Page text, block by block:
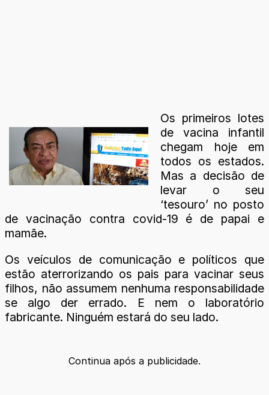
Os primeiros lotes
de vacina infantil
chegam hoje em
todos os estados.
Mas a decisão de
levar o seu
‘tesouro’ no posto
de vacinação contra covid-19 é de papai e
mamãe.
Os veículos de comunicação e políticos que
estão aterrorizando os pais para vacinar seus
filhos, não assumem nenhuma responsabilidade
se algo der errado. E nem o laboratório
fabricante. Ninguém estará do seu lado.
Continua após a publicidade.